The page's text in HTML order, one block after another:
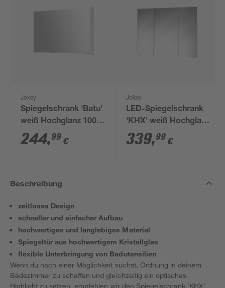
Jokey
Spiegelschrank 'Batu'
weiß Hochglanz 100 x
71,4 x 15,2 cm
244,99 €
Jokey
LED-Spiegelschrank
'KHX' weiß Hochglanz
100,4 x 74 x 14,2 cm
339,99 €
Beschreibung
zeitloses Design
schneller und einfacher Aufbau
hochwertiges und langlebiges Material
Spiegeltür aus hochwertigem Kristallglas
flexible Unterbringung von Badutensilien
Wenn du nach einer Möglichkeit suchst, Ordnung in deinem
Badezimmer zu schaffen und gleichzeitig ein optisches
Highlight zu setzen, empfehlen wir den Spiegelschrank 'KHX'